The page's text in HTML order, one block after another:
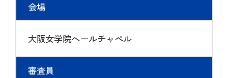
会場
大阪女学院へールチャペル
審査員